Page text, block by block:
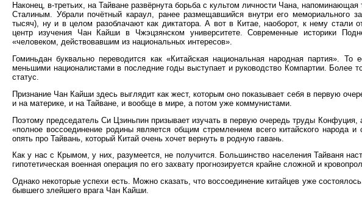
Наконец, в-третьих, на Тайване развёрнута борьба с культом личности Чана,
Сталиным. Убрали почётный караул, ранее размещавшийся внутри его мемориального
тысяч), ну и в целом разоблачают как диктатора. А вот в Китае, наоборот, к нему стали
центр изучения Чан Кайши в Чжэцзянском университете. Современные историки
«человеком, действовавшим из национальных интересов».
Гоминьдан буквально переводится как «Китайская национальная народная партия».
меньшими националистами в последние годы выступает и руководство Компартии. Более
статус.
Признание Чан Кайши здесь выглядит как жест, которым оно показывает себя в первую
и на материке, и на Тайване, и вообще в мире, а потом уже коммунистами.
Поэтому председатель Си Цзиньпин призывает изучать в первую очередь труды
«полное воссоединение родины является общим стремлением всего китайского народа
опять про Тайвань, который Китай очень хочет вернуть в родную гавань.
Как у нас с Крымом, у них, разумеется, не получится. Большинство населения Тайваня
гипотетическая военная операция по его захвату прогнозируется крайне сложной и
Однако некоторые успехи есть. Можно сказать, что воссоединение китайцев уже
бывшего злейшего врага Чан Кайши.